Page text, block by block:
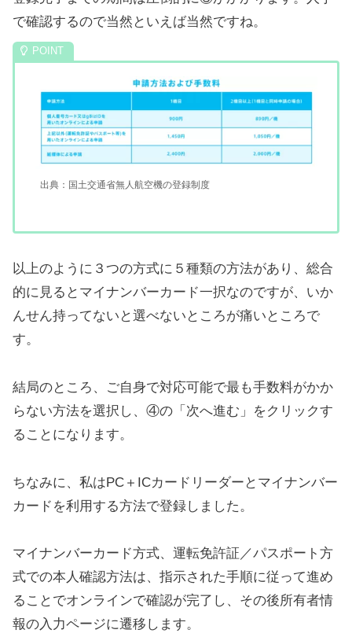
で確認するので当然といえば当然ですね。
出典：国土交通省無人航空機の登録制度
以上のように３つの方式に５種類の方法があり、総合
的に見るとマイナンバーカード一択なのですが、いか
んせん持ってないと選べないところが痛いところで
す。
結局のところ、ご自身で対応可能で最も手数料がかか
らない方法を選択し、④の「次へ進む」をクリックす
ることになります。
ちなみに、私はPC＋ICカードリーダーとマイナンバー
カードを利用する方法で登録しました。
マイナンバーカード方式、運転免許証／パスポート方
式での本人確認方法は、指示された手順に従って進め
ることでオンラインで確認が完了し、その後所有者情
報の入力ページに遷移します。